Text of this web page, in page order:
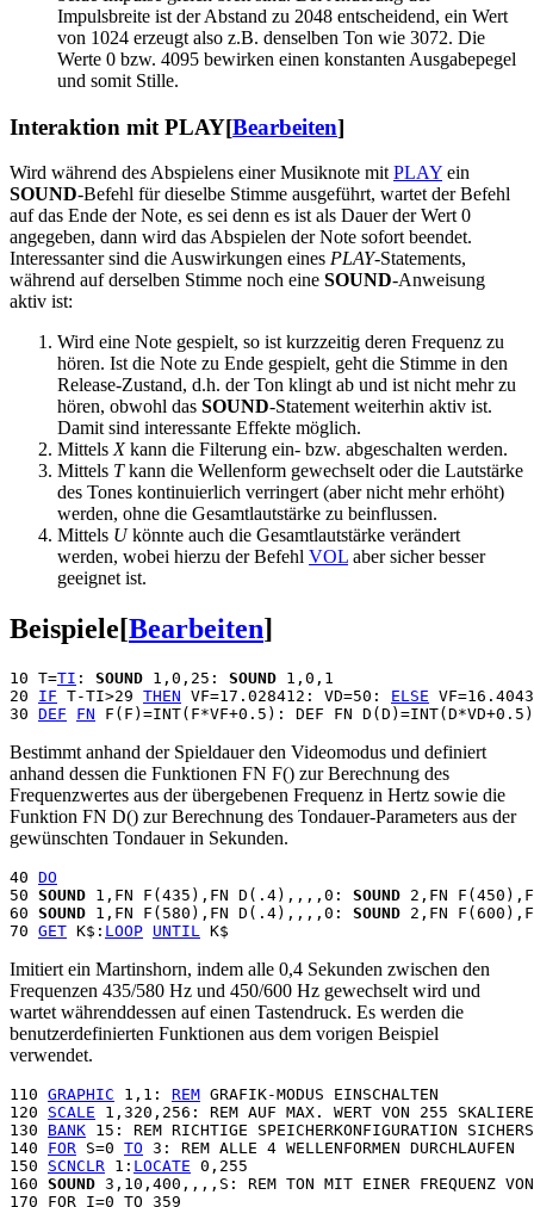
Impulsbreite ist der Abstand zu 2048 entscheidend, ein Wert
von 1024 erzeugt also z.B. denselben Ton wie 3072. Die
Werte 0 bzw. 4095 bewirken einen konstanten Ausgabepegel
und somit Stille.
Interaktion mit PLAY[Bearbeiten]
Wird während des Abspielens einer Musiknote mit PLAY ein
SOUND-Befehl für dieselbe Stimme ausgeführt, wartet der Befehl
auf das Ende der Note, es sei denn es ist als Dauer der Wert 0
angegeben, dann wird das Abspielen der Note sofort beendet.
Interessanter sind die Auswirkungen eines PLAY-Statements,
während auf derselben Stimme noch eine SOUND-Anweisung
aktiv ist:
Wird eine Note gespielt, so ist kurzzeitig deren Frequenz zu
hören. Ist die Note zu Ende gespielt, geht die Stimme in den
Release-Zustand, d.h. der Ton klingt ab und ist nicht mehr zu
hören, obwohl das SOUND-Statement weiterhin aktiv ist.
Damit sind interessante Effekte möglich.
Mittels Xkann die Filterung ein- bzw. abgeschalten werden.
Mittels Tkann die Wellenform gewechselt oder die Lautstärke
des Tones kontinuierlich verringert (aber nicht mehr erhöht)
werden, ohne die Gesamtlautstärke zu beinflussen.
Mittels Ukönnte auch die Gesamtlautstärke verändert
werden, wobei hierzu der Befehl VOL aber sicher besser
geeignet ist.
Beispiele[Bearbeiten]
10 T=TI : SOUND 1,0,25: SOUND 1,0,1
20 IF T-TI>29 THEN VF=17.028412: VD=50: ELSE
30 DEF FN
Bestimmt anhand der Spieldauer den Videomodus und definiert
anhand dessen die Funktionen FN F() zur Berechnung des
Frequenzwertes aus der übergebenen Frequenz in Hertz sowie die
Funktion FN D() zur Berechnung des Tondauer-Parameters aus der
gewünschten Tondauer in Sekunden.
40 DO
50 SOUND 1,FN F(435),FN D(.4),,,,0: SOUND 2,FN
60 SOUND 1,FN F(580),FN D(.4),,,,0: SOUND 2,FN
70 GET K$: LOOP UNTIL
Imitiert ein Martinshorn, indem alle 0,4 Sekunden zwischen den
Frequenzen 435/580 Hz und 450/600 Hz gewechselt wird und
wartet währenddessen auf einen Tastendruck. Es werden die
benutzerdefinierten Funktionen aus dem vorigen Beispiel
verwendet.
110 GRAPHIC 1,1: REM GRAFIK-MODUS EINSCHALTEN
120 SCALE 1,320,256: REM AUF MAX. WERT VON 255
130 BANK 15: REM RICHTIGE SPEICHERKONFIGURATION
140 FOR S=0 TO 3: REM ALLE 4 WELLENFORMEN DURCHLAUFEN
150 SCNCLR 1: LOCATE 0,255
160 SOUND 3,10,400,,,,S: REM TON MIT EINER FREQUENZ
170 FOR I=0 TO 359